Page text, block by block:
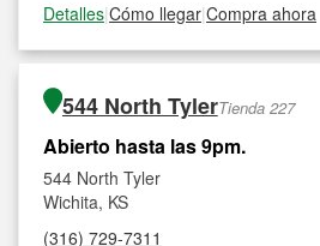
Detalles|Cómo llegar|Compra ahora
544 North TylerTienda 227
Abierto hasta las 9pm.
544 North Tyler
Wichita, KS
(316) 729-7311